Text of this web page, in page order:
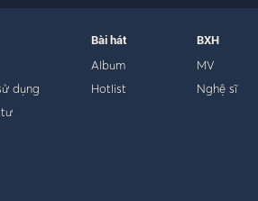
nhất của em chỉ đến nửa năm thôi
vào tim em hơi lắm lối
này ảo nên anh thôi ngậm
dụng
tư
Bài hát
Album
Hotlist
BXH
MV
Nghệ sĩ